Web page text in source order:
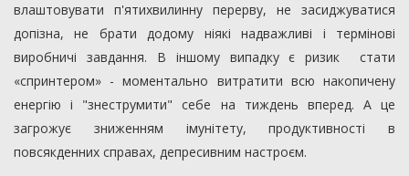
влаштовувати п'ятихвилинну перерву, не засиджуватися
допізна, не брати додому ніякі надважливі і термінові
виробничі завдання. В іншому випадку є ризик стати
«спринтером» - моментально витратити всю накопичену
енергію і "знеструмити" себе на тиждень вперед. А це
загрожує зниженням імунітету, продуктивності в
повсякденних справах, депресивним настроєм.